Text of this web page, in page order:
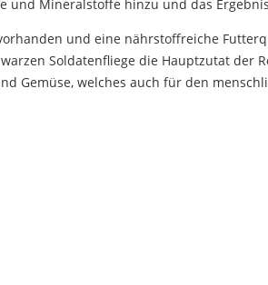
Mineralstoffe hinzu und das
und eine nährstoffreiche
Soldatenfliege die Hauptzutat der
Gemüse, welches auch für den